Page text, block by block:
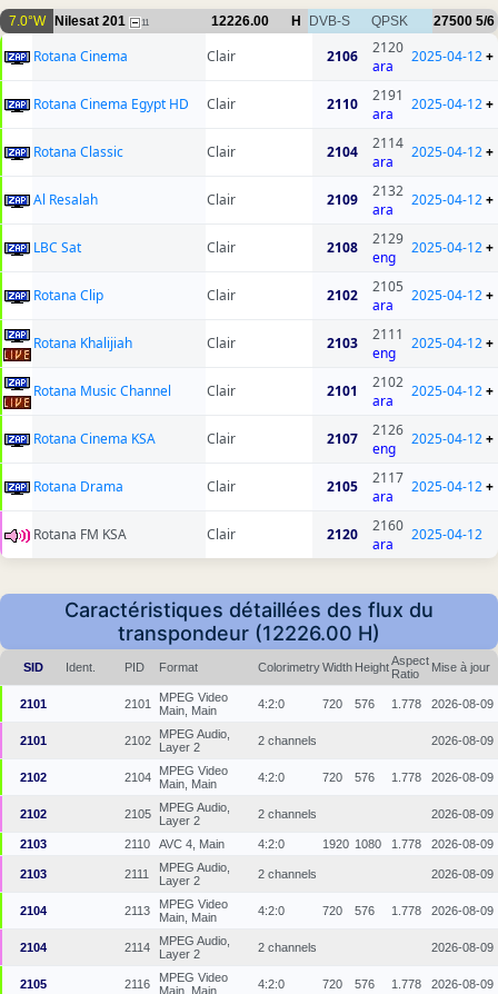
7.0°W Nilesat 201 11 12226.00 H DVB-S QPSK 27500 5/6
Rotana Cinema Clair 2106
2120
ara
2025-04-12+
Rotana Cinema Egypt HD Clair 2110
2191
ara
2025-04-12+
Rotana Classic Clair 2104
2114
ara
2025-04-12+
Al Resalah Clair 2109
2132
ara
2025-04-12+
LBC Sat Clair 2108
2129
eng
2025-04-12+
Rotana Clip Clair 2102
2105
ara
2025-04-12+
Rotana Khalijiah Clair 2103
2111
eng
2025-04-12+
Rotana Music Channel Clair 2101
2102
ara
2025-04-12+
Rotana Cinema KSA Clair 2107
2126
eng
2025-04-12+
Rotana Drama Clair 2105
2117
ara
2025-04-12+
Rotana FM KSA Clair 2120
2160
ara
2025-04-12
Caractéristiques détaillées des flux du
transpondeur (12226.00 H)
SID Ident. PID Format ColorimetryWidth HeightAspect
Ratio
Mise à jour
2101 2101
MPEG Video
Main, Main
4:2:0 720 576 1.778 2026-08-09
2101 2102
MPEG Audio,
Layer 2
2 channels 2026-08-09
2102 2104
MPEG Video
Main, Main
4:2:0 720 576 1.778 2026-08-09
2102 2105
MPEG Audio,
Layer 2
2 channels 2026-08-09
2103 2110 AVC 4, Main 4:2:0 1920 1080 1.778 2026-08-09
2103 2111
MPEG Audio,
Layer 2
2 channels 2026-08-09
2104 2113
MPEG Video
Main, Main
4:2:0 720 576 1.778 2026-08-09
2104 2114
MPEG Audio,
Layer 2
2 channels 2026-08-09
2105 2116
MPEG Video
Main, Main
4:2:0 720 576 1.778 2026-08-09